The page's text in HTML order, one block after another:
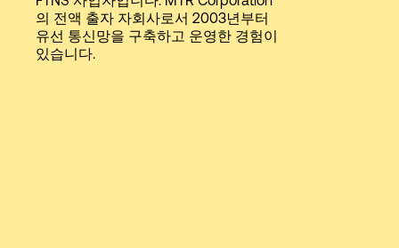
로그인
의 전액 출자 자회사로서 2003년부터
유선 통신망을 구축하고 운영한 경험이
있습니다.